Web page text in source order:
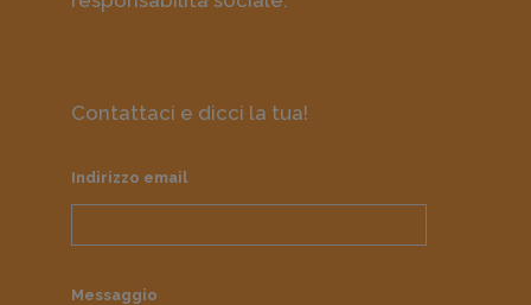
Contattaci e dicci la tua!
Indirizzo email
Messaggio